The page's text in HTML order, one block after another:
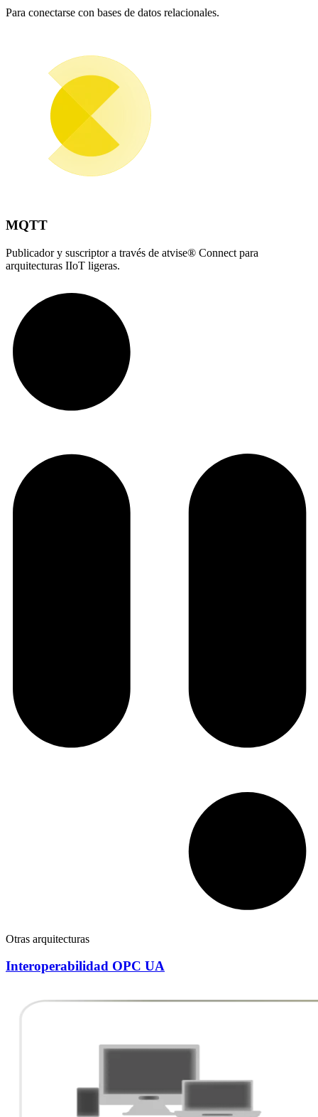
Para conectarse con bases de datos relacionales.
MQTT
Publicador y suscriptor a través de atvise® Connect para
arquitecturas IIoT ligeras.
Otras arquitecturas
Interoperabilidad OPC UA